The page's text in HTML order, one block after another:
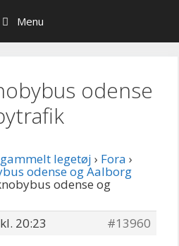
Menu
odense
legetøj › Fora ›
odense og Aalborg
odense og
20:23
#13960